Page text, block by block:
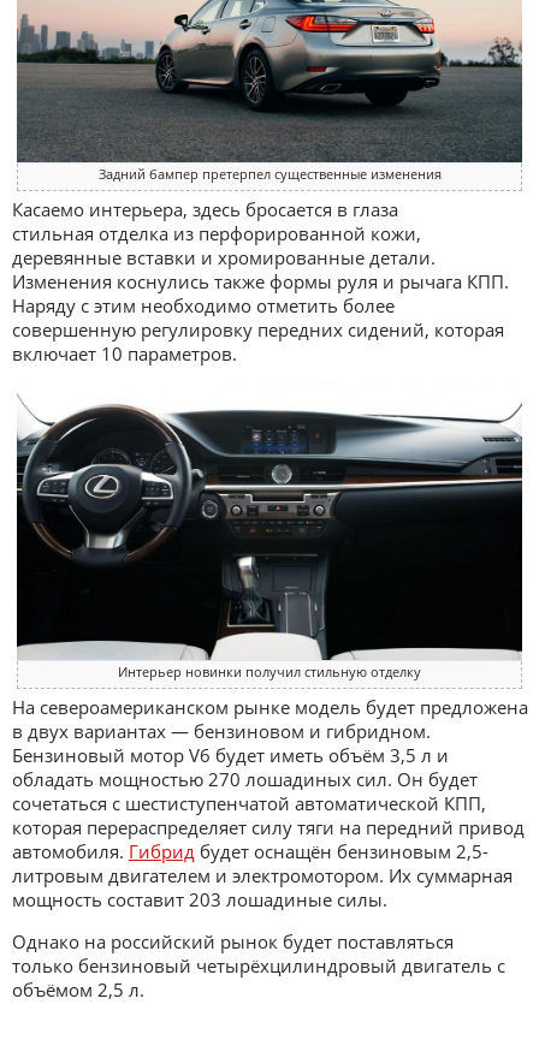
Задний бампер претерпел существенные изменения
Касаемо интерьера, здесь бросается в глаза
стильная отделка из перфорированной кожи,
деревянные вставки и хромированные детали.
Изменения коснулись также формы руля и рычага КПП.
Наряду с этим необходимо отметить более
совершенную регулировку передних сидений, которая
включает 10 параметров.
Интерьер новинки получил стильную отделку
На североамериканском рынке модель будет предложена
в двух вариантах — бензиновом и гибридном.
Бензиновый мотор V6 будет иметь объём 3,5 л и
обладать мощностью 270 лошадиных сил. Он будет
сочетаться с шестиступенчатой автоматической КПП,
которая перераспределяет силу тяги на передний привод
автомобиля. Гибрид будет оснащён бензиновым 2,5-
литровым двигателем и электромотором. Их суммарная
мощность составит 203 лошадиные силы.
Однако на российский рынок будет поставляться
только бензиновый четырёхцилиндровый двигатель с
объёмом 2,5 л.